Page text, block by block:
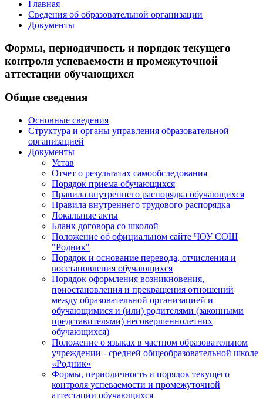
Главная
Сведения об образовательной организации
Документы
Формы, периодичность и порядок текущего
контроля успеваемости и промежуточной
аттестации обучающихся
Общие сведения
Основные сведения
Структура и органы управления образовательной
организацией
Документы
Устав
Отчет о результатах самообследования
Порядок приема обучающихся
Правила внутреннего распорядка обучающихся
Правила внутреннего трудового распорядка
Локальные акты
Бланк договора со школой
Положение об официальном сайте ЧОУ СОШ
"Родник"
Порядок и основание перевода, отчисления и
восстановления обучающихся
Порядок оформления возникновения,
приостановления и прекращения отношений
между образовательной организацией и
обучающимися и (или) родителями (законными
представителями) несовершеннолетних
обучающихся)
Положение о языках в частном образовательном
учреждении - средней общеобразовательной школе
«Родник»
Формы, периодичность и порядок текущего
контроля успеваемости и промежуточной
аттестации обучающихся